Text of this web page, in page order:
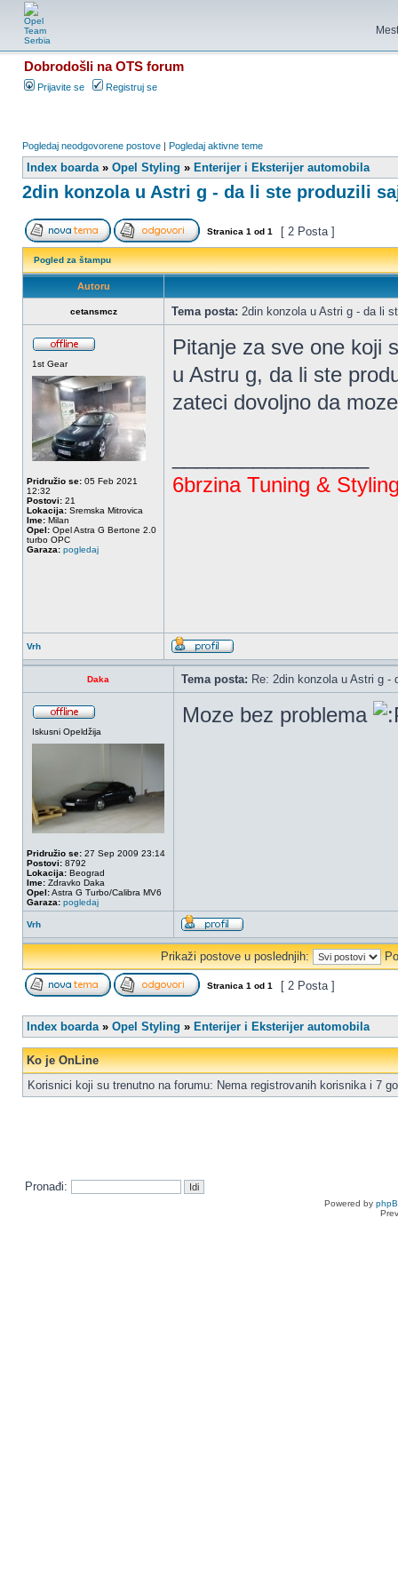
Dobrodošli na OTS forum
Prijavite se Registruj se
Pogledaj neodgovorene postove | Pogledaj aktivne teme
Index boarda» Opel Styling » Enterijer i Eksterijer automobila
2din konzola u Astri g - da li ste produzili
Stranica 1 od 1 [ 2 Posta ]
Pogled za štampu
Autoru
cetansmcz Tema posta: 2din konzola u Astri g - da li
1st Gear
Pridružio se: 05 Feb 2021
12:32
Postovi: 21
Lokacija: Sremska Mitrovica
Ime: Milan
Opel: Opel Astra G Bertone 2.0
turbo OPC
Garaza: pogledaj
Pitanje za sve one koji
u Astru g, da li ste
zateci dovoljno da
6brzina Tuning &
Vrh
Daka Tema posta: Re: 2din konzola u Astri g -
Iskusni Opeldžija
Pridružio se: 27 Sep 2009 23:14
Postovi: 8792
Lokacija: Beograd
Ime: Zdravko Daka
Opel:Astra G Turbo/Calibra MV6
Garaza: pogledaj
Moze bez problema
Vrh
Prikaži postove u poslednjih:
Stranica 1 od 1 [ 2 Posta ]
Index boarda» Opel Styling » Enterijer i Eksterijer automobila
Ko je OnLine
Korisnici koji su trenutno na forumu: Nema registrovanih korisnika i 7
Pronađi:
Powered by